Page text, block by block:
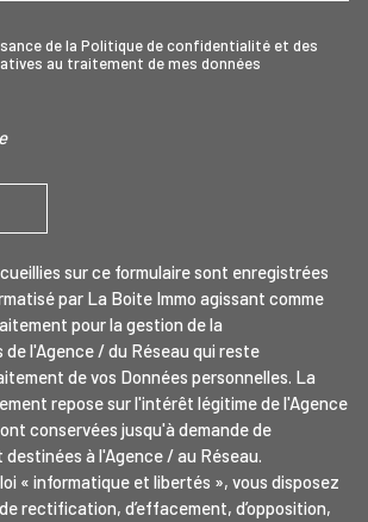
de la Politique de confidentialité et des
au traitement de mes données
sur ce formulaire sont enregistrées
par La Boite Immo agissant comme
pour la gestion de la
l'Agence / du Réseau qui reste
de vos Données personnelles. La
repose sur l'intérêt légitime de l'Agence
conservées jusqu'à demande de
à l'Agence / au Réseau.
« informatique et libertés », vous disposez
rectification, d’effacement, d’opposition,